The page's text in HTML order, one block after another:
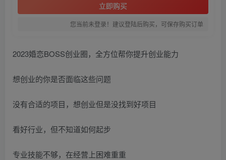
立即购买
您当前未登录！建议登陆后购买，可保存购买订单
2023婚恋BOSS创业圈，全方位帮你提升创业能力
想创业的你是否面临这些问题
没有合适的项目，想创业但是没找到好项目
看好行业，但不知道如何起步
专业技能不够，在经营上困难重重